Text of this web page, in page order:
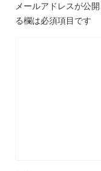
メールアドレスが公
る欄は必須項目です